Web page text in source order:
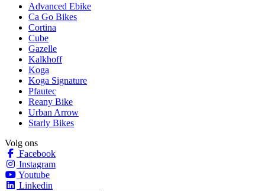
Advanced Ebike
Ca Go Bikes
Cortina
Cube
Gazelle
Kalkhoff
Koga
Koga Signature
Pfautec
Reany Bike
Urban Arrow
Starly Bikes
Volg ons
Facebook
Instagram
Youtube
Linkedin